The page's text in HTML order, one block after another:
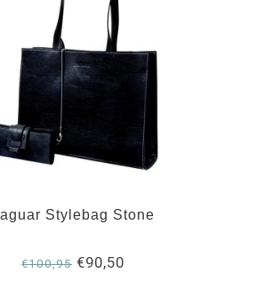
Stylebag Stone
€100,95 €90,50